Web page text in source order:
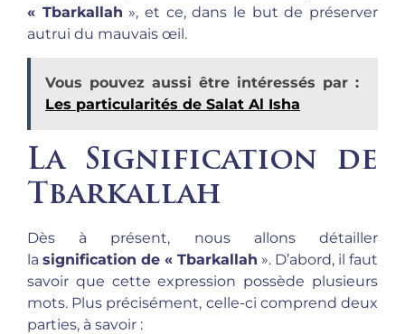
« Tbarkallah », et ce, dans le but de préserver
autrui du mauvais œil.
Vous pouvez aussi être intéressés par :
Les particularités de Salat Al Isha
La Signification de
Tbarkallah
Dès à présent, nous allons détailler
la signification de « Tbarkallah ». D’abord, il faut
savoir que cette expression possède plusieurs
mots. Plus précisément, celle-ci comprend deux
parties, à savoir :